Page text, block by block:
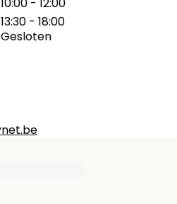
13:30 - 18:00
Gesloten